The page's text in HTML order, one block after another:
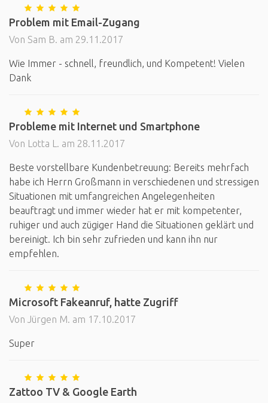
Problem mit Email-Zugang
Von Sam B. am 29.11.2017
Wie Immer - schnell, freundlich, und Kompetent! Vielen
Dank
Probleme mit Internet und Smartphone
Von Lotta L. am 28.11.2017
Beste vorstellbare Kundenbetreuung: Bereits mehrfach
habe ich Herrn Großmann in verschiedenen und stressigen
Situationen mit umfangreichen Angelegenheiten
beauftragt und immer wieder hat er mit kompetenter,
ruhiger und auch zügiger Hand die Situationen geklärt und
bereinigt. Ich bin sehr zufrieden und kann ihn nur
empfehlen.
Microsoft Fakeanruf, hatte Zugriff
Von Jürgen M. am 17.10.2017
Super
Zattoo TV & Google Earth